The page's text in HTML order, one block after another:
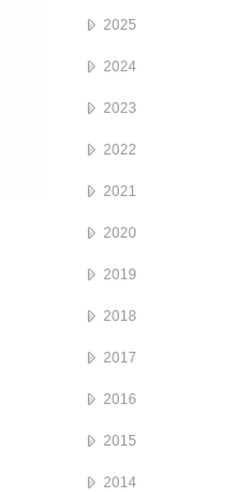
2025
2024
2023
2022
2021
2020
2019
2018
2017
2016
2015
2014